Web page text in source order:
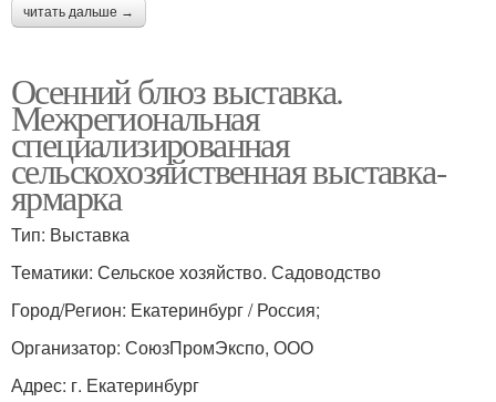
читать дальше →
Осенний блюз выставка.
Межрегиональная
специализированная
сельскохозяйственная выставка-
ярмарка
Тип: Выставка
Тематики: Сельское хозяйство. Садоводство
Город/Регион: Екатеринбург / Россия;
Организатор: СоюзПромЭкспо, ООО
Адрес: г. Екатеринбург